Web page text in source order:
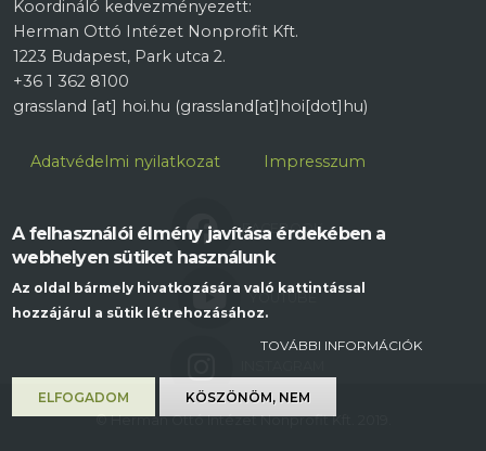
Koordináló kedvezményezett:
Herman Ottó Intézet Nonprofit Kft.
1223 Budapest, Park utca 2.
+36 1 362 8100
grassland [at] hoi.hu (grassland[at]hoi[dot]hu)
Lábléc
Adatvédelmi nyilatkozat Impresszum
FACEBOOK
YOUTUBE
© Herman Ottó Intézet Nonprofit Kft. 2019.
A felhasználói élmény javítása érdekében a
webhelyen sütiket használunk
Az oldal bármely hivatkozására való kattintással
hozzájárul a sütik létrehozásához.
TOVÁBBI INFORMÁCIÓK
ELFOGADOM KÖSZÖNÖM, NEM